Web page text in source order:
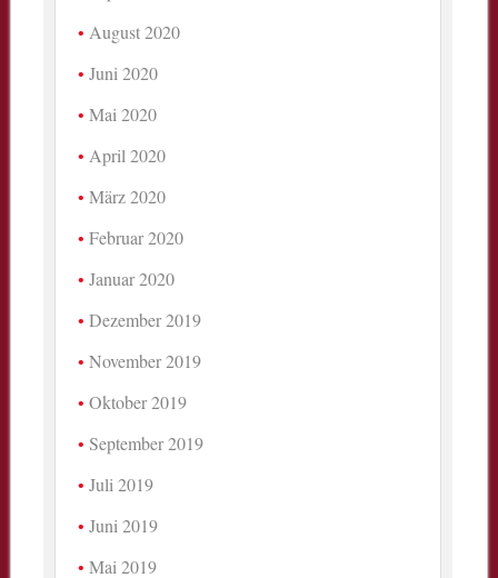
August 2020
Juni 2020
Mai 2020
April 2020
März 2020
Februar 2020
Januar 2020
Dezember 2019
November 2019
Oktober 2019
September 2019
Juli 2019
Juni 2019
Mai 2019